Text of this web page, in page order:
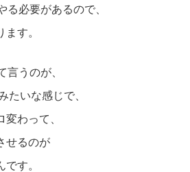
る必要があるので、
す。
言うのが、
たいな感じで、
わって、
せるのが
す。